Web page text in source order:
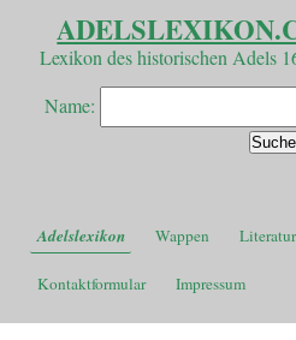
Lexikon des historischen Adels
Name:
Adelslexikon Wappen Literatur
Kontaktformular Impressum